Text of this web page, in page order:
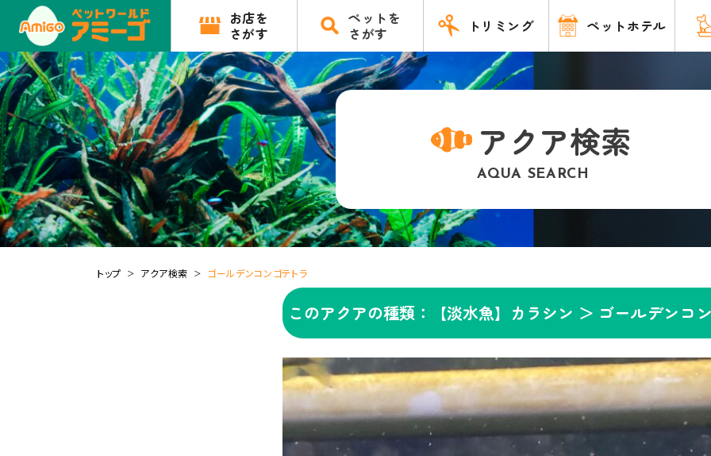
お店を
さがす
ペットを
さがす
トリミング ペットホテル
アクア検索
AQUA SEARCH
トップ アクア検索 ゴールデンコンゴテトラ
このアクアの種類：【淡水魚】カラシン ＞ ゴールデンコ